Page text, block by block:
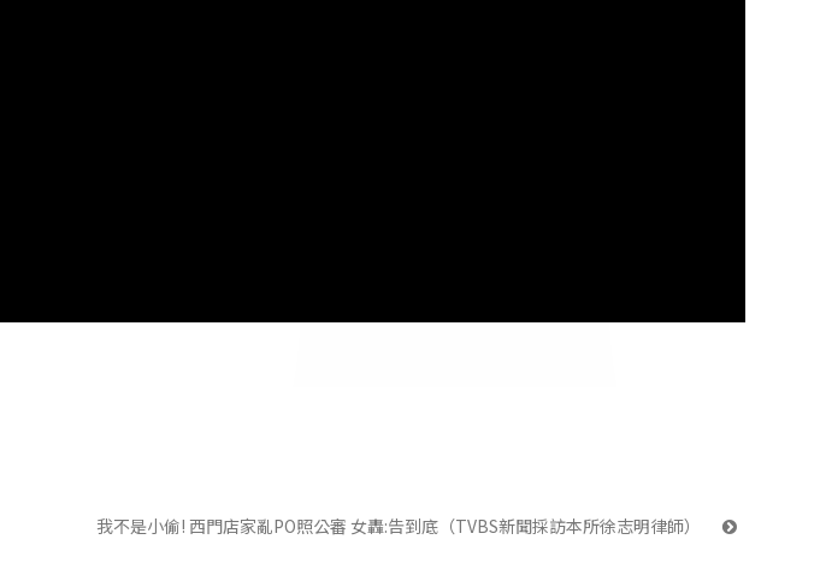
我不是小偷! 西門店家亂PO照公審 女轟:告到底（TVBS新聞採訪本所徐志明律師）